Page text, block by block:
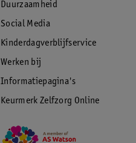
Duurzaamheid
Social Media
Kinderdagverblijfservice
Werken bij
Informatiepagina's
Keurmerk Zelfzorg Online